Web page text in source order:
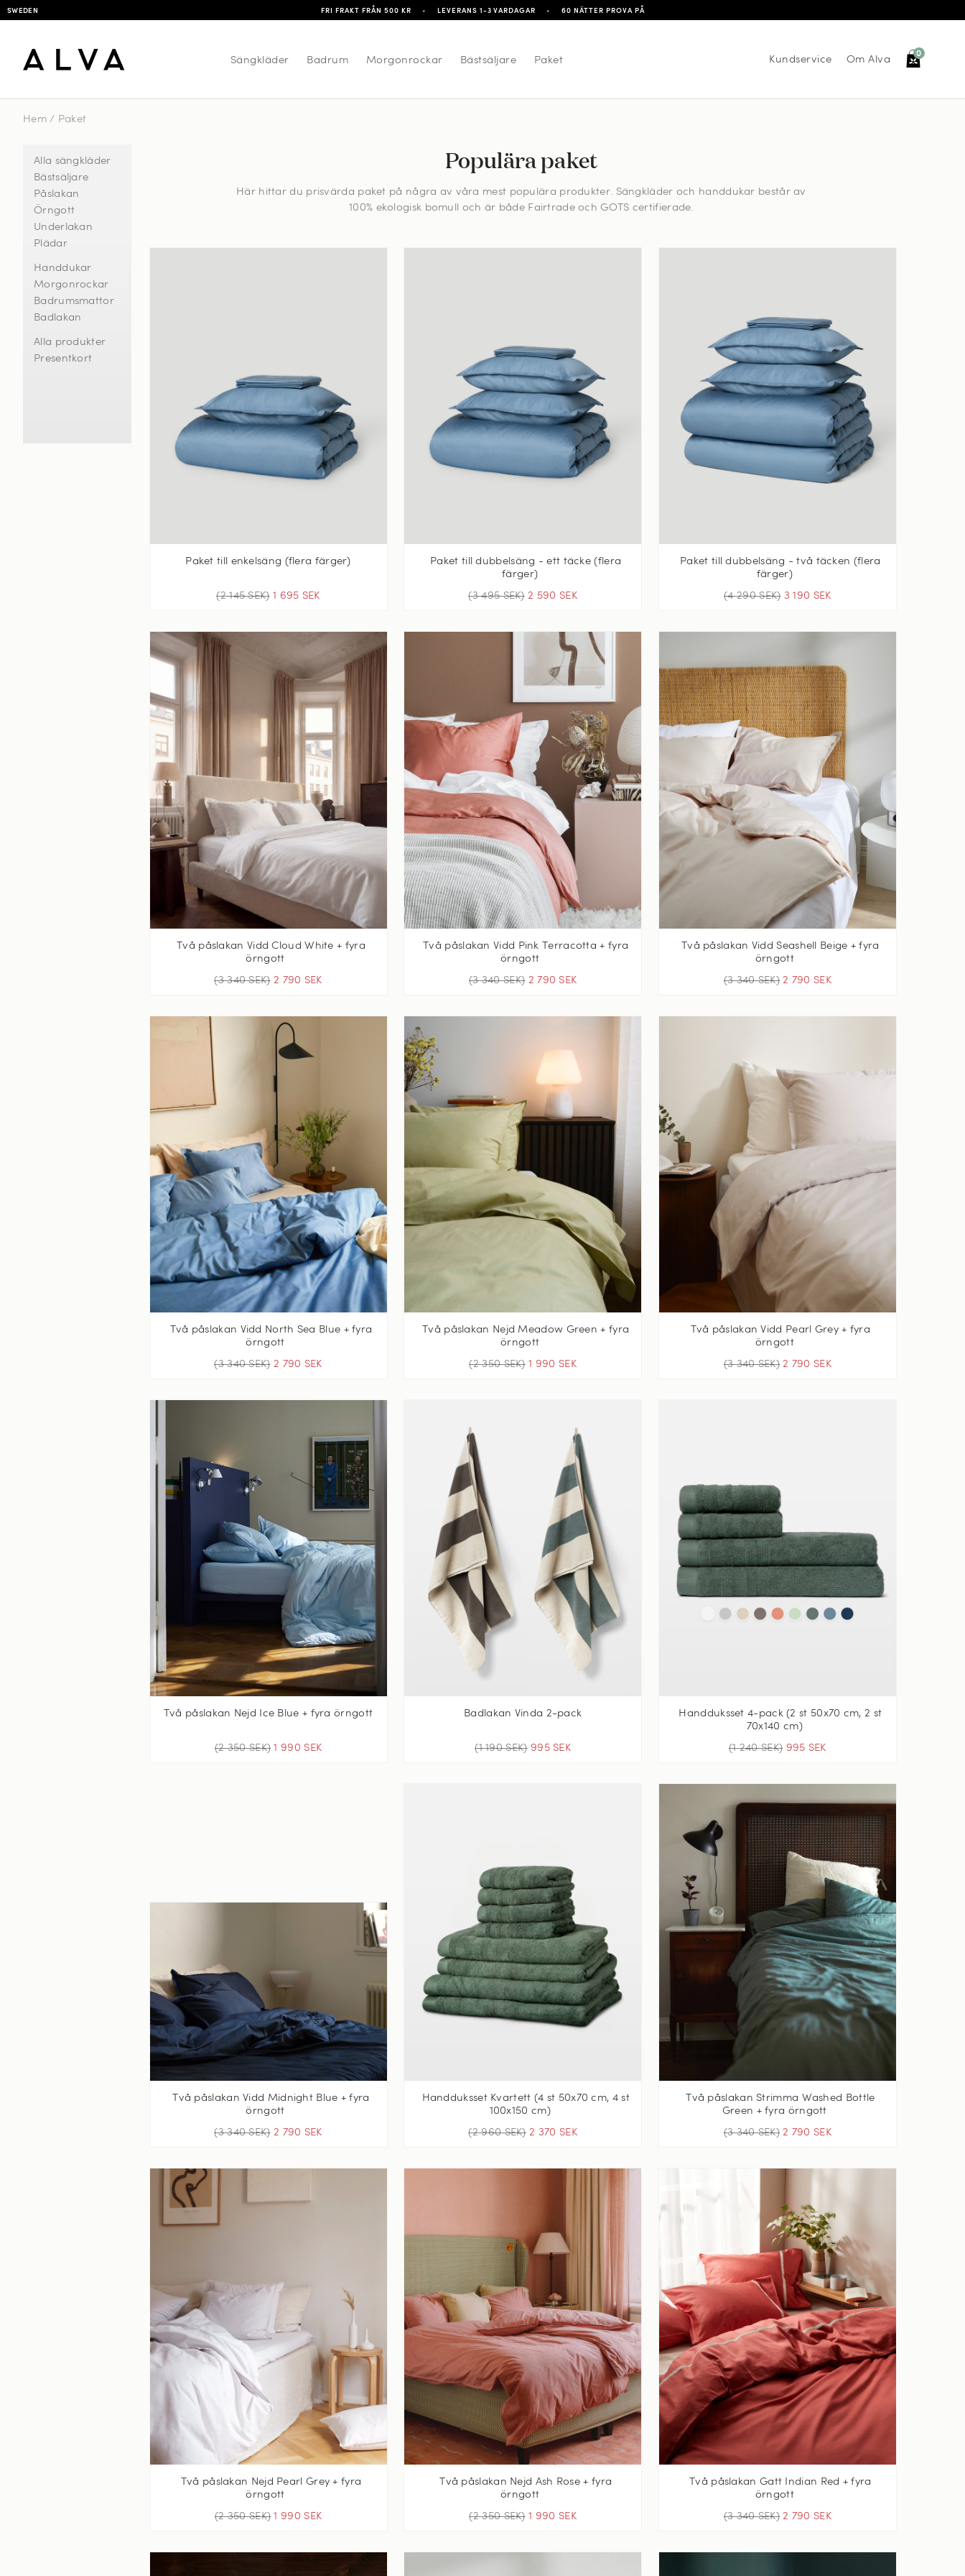
SWEDEN FRI FRAKT FRÅN 500 KR • LEVERANS 1-3 VARDAGAR • 60 NÄTTER PROVA PÅ
Sängkläder Badrum Morgonrockar Bästsäljare Paket Kundservice Om Alva
0
Hem/ Paket
Alla sängkläder
Bästsäljare
Påslakan
Örngott
Underlakan
Plädar
Handdukar
Morgonrockar
Badrumsmattor
Badlakan
Alla produkter
Presentkort
Populära paket
Här hittar du prisvärda paket på några av våra mest populära produkter. Sängkläder och handdukar består av
100% ekologisk bomull och är både Fairtrade och GOTS certifierade.
Paket till enkelsäng (flera färger)
(2 145 SEK) 1 695 SEK
Paket till dubbelsäng - ett täcke (flera
färger)
(3 495 SEK) 2 590 SEK
Paket till dubbelsäng - två täcken (flera
färger)
(4 290 SEK) 3 190 SEK
Två påslakan Vidd Cloud White + fyra
örngott
(3 340 SEK) 2 790 SEK
Två påslakan Vidd Pink Terracotta + fyra
örngott
(3 340 SEK) 2 790 SEK
Två påslakan Vidd Seashell Beige + fyra
örngott
(3 340 SEK) 2 790 SEK
Två påslakan Vidd North Sea Blue + fyra
örngott
(3 340 SEK) 2 790 SEK
Två påslakan Nejd Meadow Green + fyra
örngott
(2 350 SEK) 1 990 SEK
Två påslakan Vidd Pearl Grey + fyra
örngott
(3 340 SEK) 2 790 SEK
Två påslakan Nejd Ice Blue + fyra örngott
(2 350 SEK) 1 990 SEK
Badlakan Vinda 2-pack
(1 190 SEK) 995 SEK
Handduksset 4-pack (2 st 50x70 cm, 2 st
70x140 cm)
(1 240 SEK) 995 SEK
Två påslakan Vidd Midnight Blue + fyra
örngott
(3 340 SEK) 2 790 SEK
Handduksset Kvartett (4 st 50x70 cm, 4 st
100x150 cm)
(2 960 SEK) 2 370 SEK
Två påslakan Strimma Washed Bottle
Green + fyra örngott
(3 340 SEK) 2 790 SEK
Två påslakan Nejd Pearl Grey + fyra
örngott
(2 350 SEK) 1 990 SEK
Två påslakan Nejd Ash Rose + fyra
örngott
(2 350 SEK) 1 990 SEK
Två påslakan Gatt Indian Red + fyra
örngott
(3 340 SEK) 2 790 SEK